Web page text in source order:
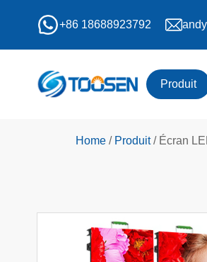
+86 18688923792
Produit
Home / Produit/ Écran